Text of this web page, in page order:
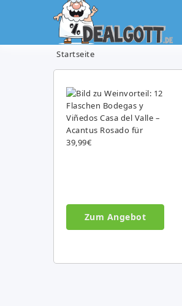
Startseite
Zum Angebot